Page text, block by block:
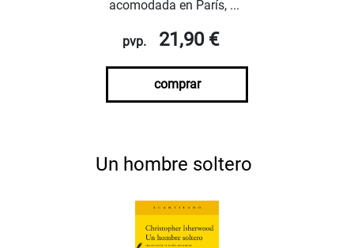
acomodada en París, ...
pvp. 21,90 €
comprar
Un hombre soltero